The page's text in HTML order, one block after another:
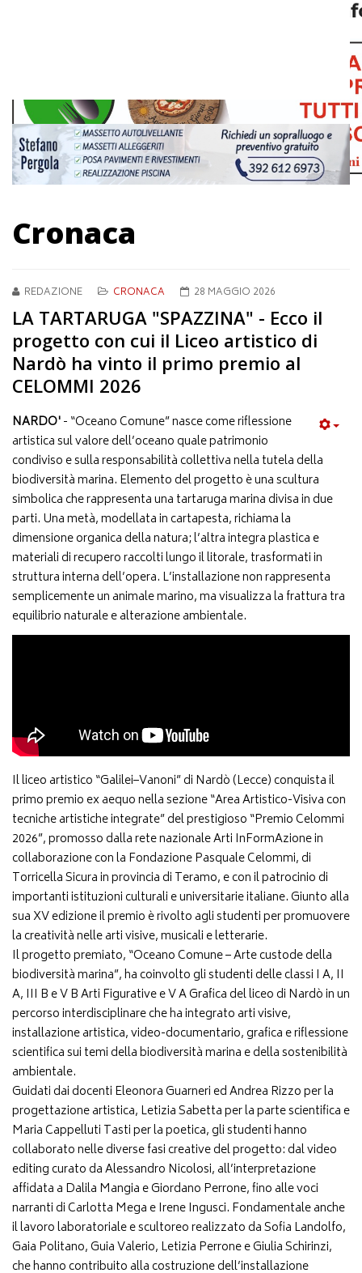
Cronaca
REDAZIONE CRONACA 28 MAGGIO 2026
LA TARTARUGA "SPAZZINA" - Ecco il
progetto con cui il Liceo artistico di
Nardò ha vinto il primo premio al
CELOMMI 2026
NARDO'- “Oceano Comune” nasce come riflessione
artistica sul valore dell’oceano quale patrimonio
condiviso e sulla responsabilità collettiva nella tutela della
biodiversità marina. Elemento del progetto è una scultura
simbolica che rappresenta una tartaruga marina divisa in due
parti. Una metà, modellata in cartapesta, richiama la
dimensione organica della natura; l’altra integra plastica e
materiali di recupero raccolti lungo il litorale, trasformati in
struttura interna dell’opera. L’installazione non rappresenta
semplicemente un animale marino, ma visualizza la frattura tra
equilibrio naturale e alterazione ambientale.
Il liceo artistico “Galilei–Vanoni” di Nardò (Lecce) conquista il
primo premio ex aequo nella sezione “Area Artistico-Visiva con
tecniche artistiche integrate” del prestigioso “Premio Celommi
2026”, promosso dalla rete nazionale Arti InFormAzione in
collaborazione con la Fondazione Pasquale Celommi, di
Torricella Sicura in provincia di Teramo, e con il patrocinio di
importanti istituzioni culturali e universitarie italiane. Giunto alla
sua XV edizione il premio è rivolto agli studenti per promuovere
la creatività nelle arti visive, musicali e letterarie.
Il progetto premiato, “Oceano Comune – Arte custode della
biodiversità marina”, ha coinvolto gli studenti delle classi I A, II
A, III B e V B Arti Figurative e V A Grafica del liceo di Nardò in un
percorso interdisciplinare che ha integrato arti visive,
installazione artistica, video-documentario, grafica e riflessione
scientifica sui temi della biodiversità marina e della sostenibilità
ambientale.
Guidati dai docenti Eleonora Guarneri ed Andrea Rizzo per la
progettazione artistica, Letizia Sabetta per la parte scientifica e
Maria Cappelluti Tasti per la poetica, gli studenti hanno
collaborato nelle diverse fasi creative del progetto: dal video
editing curato da Alessandro Nicolosi, all’interpretazione
affidata a Dalila Mangia e Giordano Perrone, fino alle voci
narranti di Carlotta Mega e Irene Ingusci. Fondamentale anche
il lavoro laboratoriale e scultoreo realizzato da Sofia Landolfo,
Gaia Politano, Guia Valerio, Letizia Perrone e Giulia Schirinzi,
che hanno contribuito alla costruzione dell’installazione